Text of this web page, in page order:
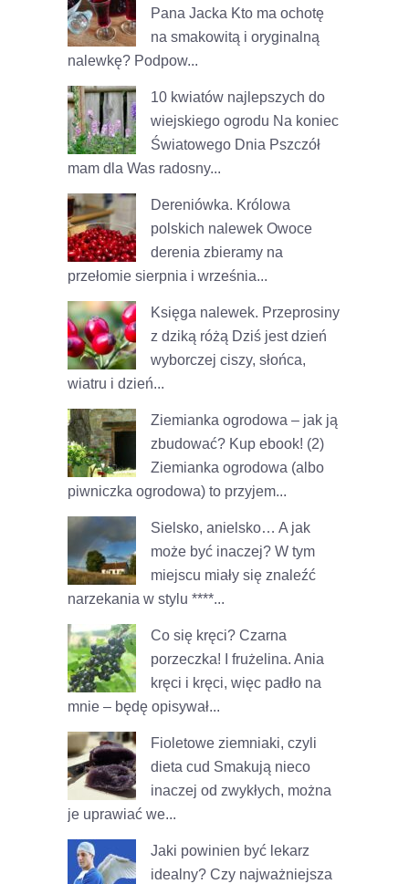
Pana Jacka Kto ma ochotę
na smakowitą i oryginalną
nalewkę? Podpow...
10 kwiatów najlepszych do
wiejskiego ogrodu Na koniec
Światowego Dnia Pszczół
mam dla Was radosny...
Dereniówka. Królowa
polskich nalewek Owoce
derenia zbieramy na
przełomie sierpnia i września...
Księga nalewek. Przeprosiny
z dziką różą Dziś jest dzień
wyborczej ciszy, słońca,
wiatru i dzień...
Ziemianka ogrodowa – jak ją
zbudować? Kup ebook! (2)
Ziemianka ogrodowa (albo
piwniczka ogrodowa) to przyjem...
Sielsko, anielsko… A jak
może być inaczej? W tym
miejscu miały się znaleźć
narzekania w stylu ****...
Co się kręci? Czarna
porzeczka! I frużelina. Ania
kręci i kręci, więc padło na
mnie – będę opisywał...
Fioletowe ziemniaki, czyli
dieta cud Smakują nieco
inaczej od zwykłych, można
je uprawiać we...
Jaki powinien być lekarz
idealny? Czy najważniejsza